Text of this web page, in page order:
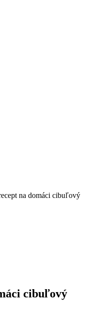
na domáci cibuľový
cibuľový